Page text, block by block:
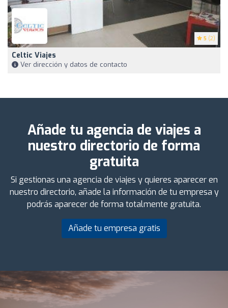
5 (2)
Celtic Viajes
Ver dirección y datos de contacto
Añade tu agencia de viajes a
nuestro directorio de forma
gratuita
Si gestionas una agencia de viajes y quieres aparecer en
nuestro directorio, añade la información de tu empresa y
podrás aparecer de forma totalmente gratuita.
Añade tu empresa gratis